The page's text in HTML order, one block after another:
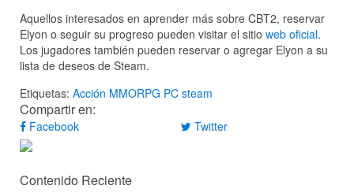
Aquellos interesados ​​en aprender más sobre CBT2, reservar
Elyon o seguir su progreso pueden visitar el sitio web oficial.
Los jugadores también pueden reservar o agregar Elyon a su
lista de deseos de Steam.
Etiquetas: Acción MMORPG PC steam
Compartir en:
Facebook Twitter
Contenido Reciente